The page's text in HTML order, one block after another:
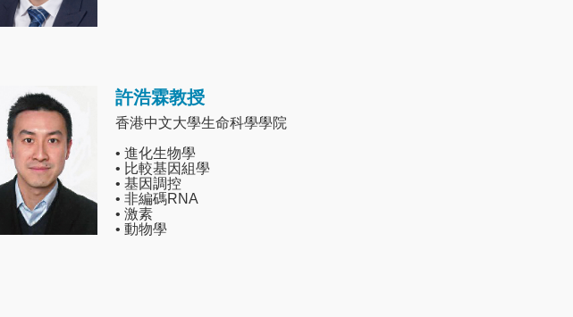
許浩霖教授
香港中文大學生命科學學院
• 進化生物學
• 比較基因組學
• 基因調控
• 非編碼RNA
• 激素
• 動物學